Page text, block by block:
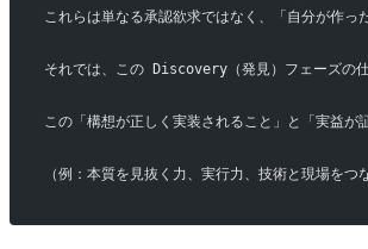
これらは単なる承認欲求ではなく、「自分が作
それでは、この Discovery（発見）フェーズの
この「構想が正しく実装されること」と「実益
（例：本質を見抜く力、実行力、技術と現場を